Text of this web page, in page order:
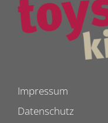
Impressum
Datenschutz